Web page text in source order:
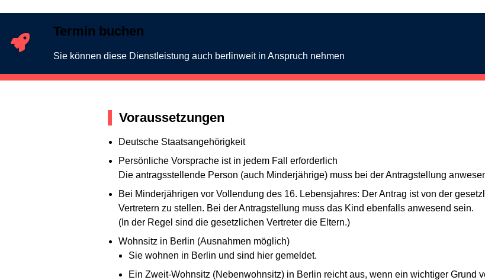
Termin buchen
Sie können diese Dienstleistung auch berlinweit in Anspruch nehmen
Voraussetzungen
Deutsche Staatsangehörigkeit
Persönliche Vorsprache ist in jedem Fall erforderlich
Die antragsstellende Person (auch Minderjährige) muss bei der Antragstellung
Bei Minderjährigen vor Vollendung des 16. Lebensjahres: Der Antrag ist von der
Vertretern zu stellen. Bei der Antragstellung muss das Kind ebenfalls anwesend sein.
(In der Regel sind die gesetzlichen Vertreter die Eltern.)
Wohnsitz in Berlin (Ausnahmen möglich)
Sie wohnen in Berlin und sind hier gemeldet.
Ein Zweit-Wohnsitz (Nebenwohnsitz) in Berlin reicht aus, wenn ein wichtiger Grund